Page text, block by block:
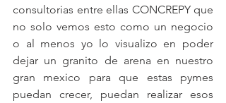
consultorias entre ellas CONCREPY que
no solo vemos esto como un negocio
o al menos yo lo visualizo en poder
dejar un granito de arena en nuestro
gran mexico para que estas pymes
puedan crecer, puedan realizar esos